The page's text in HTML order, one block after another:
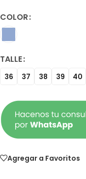
COLOR
TALLE
36 37 38 39 40
Agregar a Favoritos